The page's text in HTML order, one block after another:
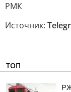
РМК
Источник:
ТОП